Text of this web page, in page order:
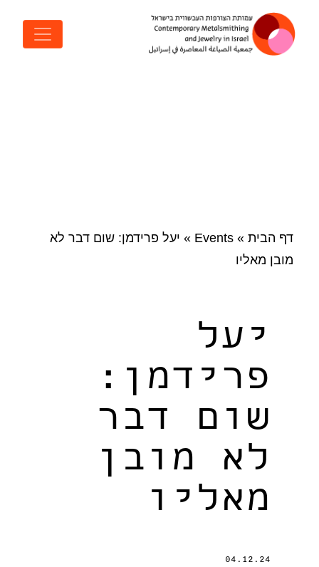
ניווט ראשי
דף הבית»
Events
» יעל פרידמן: שום דבר לא
מובן מאליו
יעל
פרידמן:
שום דבר
לא מובן
מאליו
04.12.24